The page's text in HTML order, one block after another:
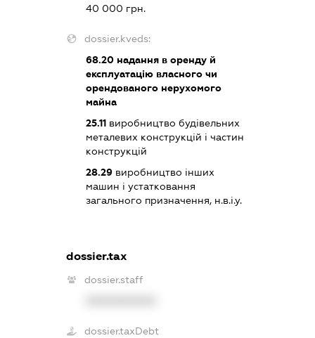
40 000 грн.
dossier.kveds:
68.20 надання в оренду й
експлуатацію власного чи
орендованого нерухомого
майна
25.11 виробництво будівельних
металевих конструкцій і частин
конструкцій
28.29 виробництво інших
машин і устатковання
загального призначення, н.в.і.у.
dossier.tax
dossier.staff
dossier.taxDebt